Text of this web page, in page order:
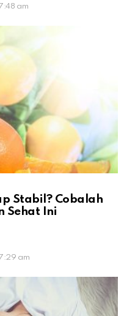
am
Stabil? Cobalah
Sehat Ini
am